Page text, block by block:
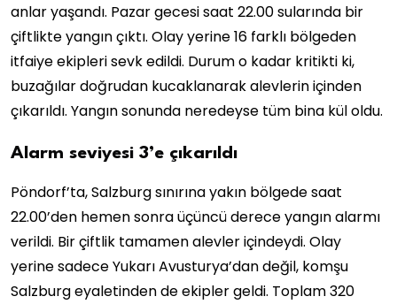
anlar yaşandı. Pazar gecesi saat 22.00 sularında bir
çiftlikte yangın çıktı. Olay yerine 16 farklı bölgeden
itfaiye ekipleri sevk edildi. Durum o kadar kritikti ki,
buzağılar doğrudan kucaklanarak alevlerin içinden
çıkarıldı. Yangın sonunda neredeyse tüm bina kül oldu.
Alarm seviyesi 3’e çıkarıldı
Pöndorf’ta, Salzburg sınırına yakın bölgede saat
22.00’den hemen sonra üçüncü derece yangın alarmı
verildi. Bir çiftlik tamamen alevler içindeydi. Olay
yerine sadece Yukarı Avusturya’dan değil, komşu
Salzburg eyaletinden de ekipler geldi. Toplam 320